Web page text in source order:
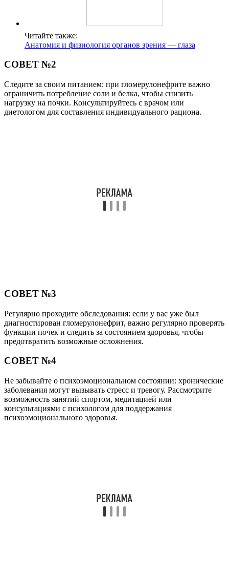
Читайте также:
Анатомия и физиология органов зрения — глаза
СОВЕТ №2
Следите за своим питанием: при гломерулонефрите важно
ограничить потребление соли и белка, чтобы снизить
нагрузку на почки. Консультируйтесь с врачом или
диетологом для составления индивидуального рациона.
СОВЕТ №3
Регулярно проходите обследования: если у вас уже был
диагностирован гломерулонефрит, важно регулярно проверять
функции почек и следить за состоянием здоровья, чтобы
предотвратить возможные осложнения.
СОВЕТ №4
Не забывайте о психоэмоциональном состоянии: хронические
заболевания могут вызывать стресс и тревогу. Рассмотрите
возможность занятий спортом, медитацией или
консультациями с психологом для поддержания
психоэмоционального здоровья.